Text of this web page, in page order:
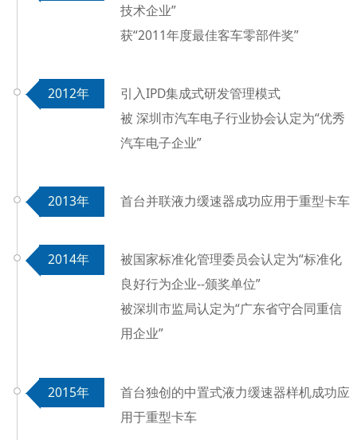
技术企业”
获“2011年度最佳客车零部件奖”
2012年
引入IPD集成式研发管理模式
被 深圳市汽车电子行业协会认定为“优秀
汽车电子企业”
2013年 首台并联液力缓速器成功应用于重型卡车
2014年
被国家标准化管理委员会认定为“标准化
良好行为企业--颁奖单位”
被深圳市监局认定为“广东省守合同重信
用企业”
2015年
首台独创的中置式液力缓速器样机成功应
用于重型卡车